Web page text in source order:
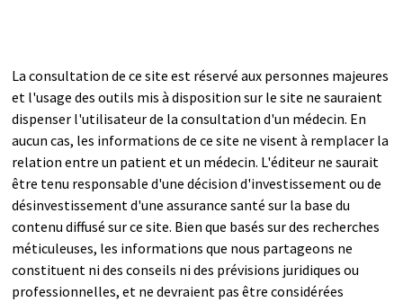
La consultation de ce site est réservé aux personnes majeures
et l'usage des outils mis à disposition sur le site ne sauraient
dispenser l'utilisateur de la consultation d'un médecin. En
aucun cas, les informations de ce site ne visent à remplacer la
relation entre un patient et un médecin. L'éditeur ne saurait
être tenu responsable d'une décision d'investissement ou de
désinvestissement d'une assurance santé sur la base du
contenu diffusé sur ce site. Bien que basés sur des recherches
méticuleuses, les informations que nous partageons ne
constituent ni des conseils ni des prévisions juridiques ou
professionnelles, et ne devraient pas être considérées